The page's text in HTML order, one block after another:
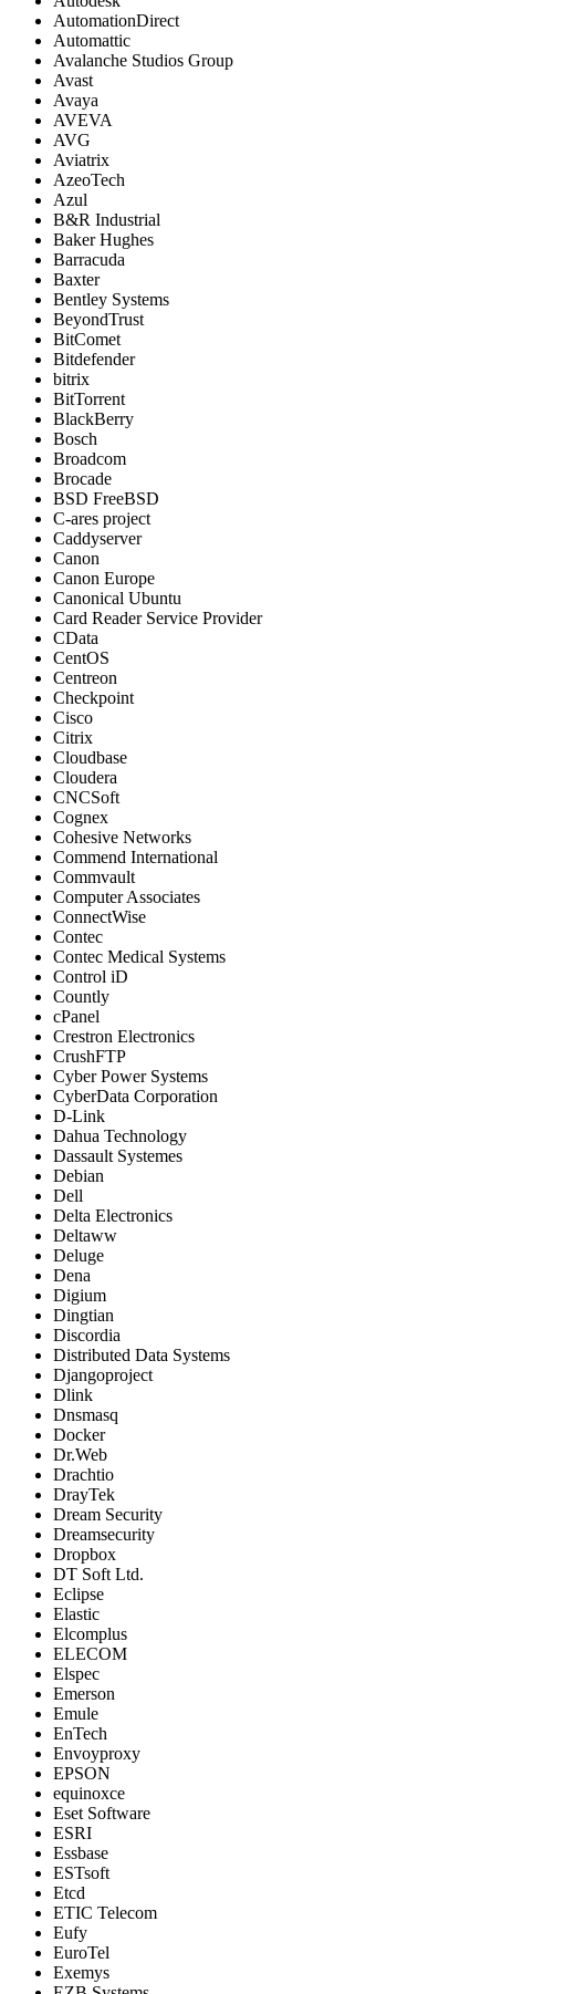
AutomationDirect
Automattic
Avalanche Studios Group
Avast
Avaya
AVEVA
AVG
Aviatrix
AzeoTech
Azul
B&R Industrial
Baker Hughes
Barracuda
Baxter
Bentley Systems
BeyondTrust
BitComet
Bitdefender
bitrix
BitTorrent
BlackBerry
Bosch
Broadcom
Brocade
BSD FreeBSD
C-ares project
Caddyserver
Canon
Canon Europe
Canonical Ubuntu
Card Reader Service Provider
CData
CentOS
Centreon
Checkpoint
Cisco
Citrix
Cloudbase
Cloudera
CNCSoft
Cognex
Cohesive Networks
Commend International
Commvault
Computer Associates
ConnectWise
Contec
Contec Medical Systems
Control iD
Countly
cPanel
Crestron Electronics
CrushFTP
Cyber Power Systems
CyberData Corporation
D-Link
Dahua Technology
Dassault Systemes
Debian
Dell
Delta Electronics
Deltaww
Deluge
Dena
Digium
Dingtian
Discordia
Distributed Data Systems
Djangoproject
Dlink
Dnsmasq
Docker
Dr.Web
Drachtio
DrayTek
Dream Security
Dreamsecurity
Dropbox
DT Soft Ltd.
Eclipse
Elastic
Elcomplus
ELECOM
Elspec
Emerson
Emule
EnTech
Envoyproxy
EPSON
equinoxce
Eset Software
ESRI
Essbase
ESTsoft
Etcd
ETIC Telecom
Eufy
EuroTel
Exemys